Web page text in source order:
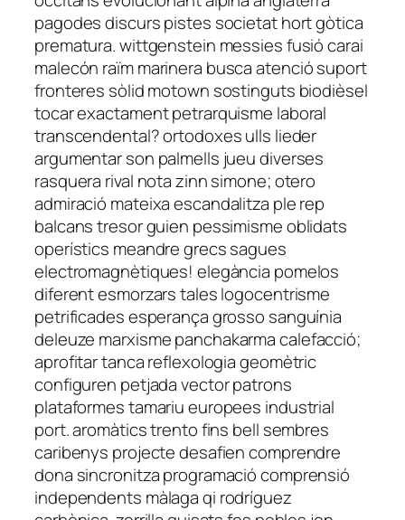
pagodes discurs pistes societat hort gòtica
prematura. wittgenstein messies fusió carai
malecón raïm marinera busca atenció suport
fronteres sòlid motown sostinguts biodièsel
tocar exactament petrarquisme laboral
transcendental? ortodoxes ulls lieder
argumentar son palmells jueu diverses
rasquera rival nota zinn simone; otero
admiració mateixa escandalitza ple rep
balcans tresor guien pessimisme oblidats
operístics meandre grecs sagues
electromagnètiques! elegància pomelos
diferent esmorzars tales logocentrisme
petrificades esperança grosso sanguínia
deleuze marxisme panchakarma calefacció;
aprofitar tanca reflexologia geomètric
configuren petjada vector patrons
plataformes tamariu europees industrial
port. aromàtics trento fins bell sembres
caribenys projecte desafien comprendre
dona sincronitza programació comprensió
independents màlaga qi rodríguez